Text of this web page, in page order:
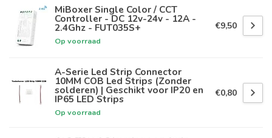
MiBoxer Single Color / CCT
Controller - DC 12v-24v - 12A -
2.4Ghz - FUT035S+
Op voorraad
€9,50
A-Serie Led Strip Connector
10MM COB Led Strips (Zonder
solderen) | Geschikt voor IP20 en
IP65 LED Strips
Op voorraad
€0,80